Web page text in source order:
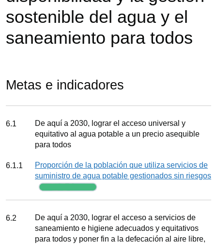
sostenible del agua y el
saneamiento para todos
Metas e indicadores
Meta
6.1
De aquí a 2030, lograr el acceso universal y
equitativo al agua potable a un precio asequible
para todos
Indicador
6.1.1
Proporción de la población que utiliza servicios de
suministro de agua potable gestionados sin riesgos
Seguimiento
Meta
6.2
De aquí a 2030, lograr el acceso a servicios de
saneamiento e higiene adecuados y equitativos
para todos y poner fin a la defecación al aire libre,